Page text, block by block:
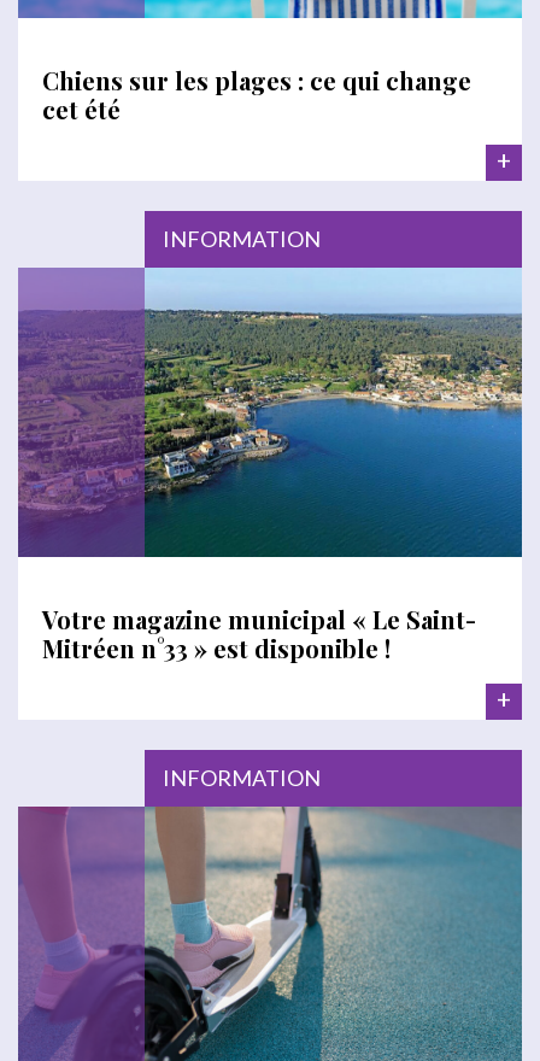
Chiens sur les plages : ce qui change
cet été
+
INFORMATION
Votre magazine municipal « Le Saint-
Mitréen n°33 » est disponible !
+
INFORMATION